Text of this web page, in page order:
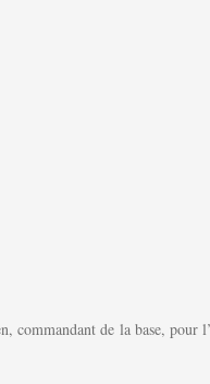
commandant de la base, pour